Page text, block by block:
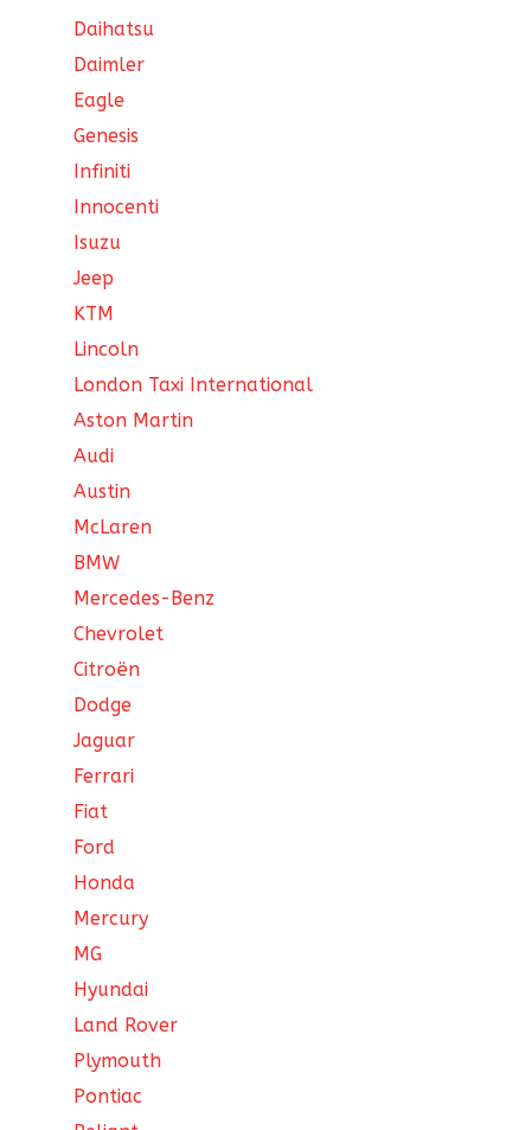
Daihatsu
Daimler
Eagle
Genesis
Infiniti
Innocenti
Isuzu
Jeep
KTM
Lincoln
London Taxi International
Aston Martin
Audi
Austin
McLaren
BMW
Mercedes-Benz
Chevrolet
Citroën
Dodge
Jaguar
Ferrari
Fiat
Ford
Honda
Mercury
MG
Hyundai
Land Rover
Plymouth
Pontiac